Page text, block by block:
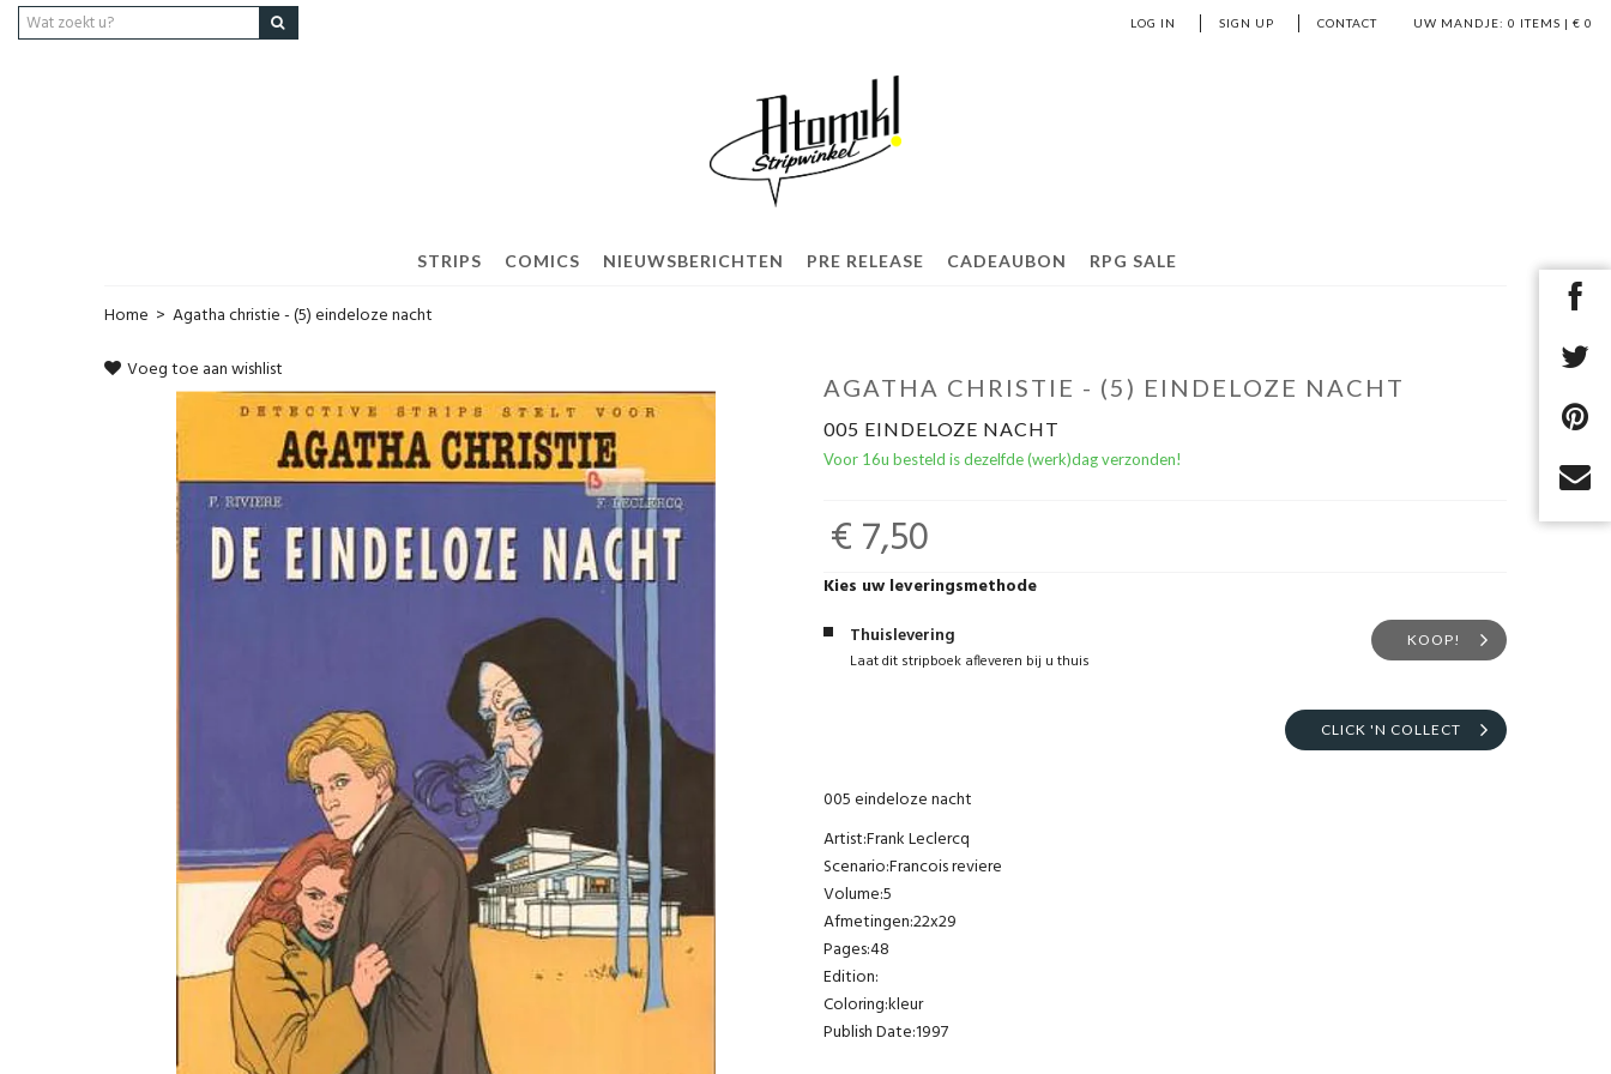
UW MANDJE: 0 ITEMS | € 0
LOG IN SIGN UP CONTACT
STRIPS COMICS NIEUWSBERICHTEN PRE RELEASE CADEAUBON RPG SALE
Home > Agatha christie - (5) eindeloze nacht
Voeg toe aan wishlist
AGATHA CHRISTIE - (5) EINDELOZE NACHT
005 EINDELOZE NACHT
Voor 16u besteld is dezelfde (werk)dag verzonden!
€ 7,50
Kies uw leveringsmethode
Thuislevering
Laat dit stripboek afleveren bij u thuis
KOOP!
CLICK 'N COLLECT
005 eindeloze nacht
Artist:Frank Leclercq
Scenario:Francois reviere
Volume:5
Afmetingen:22x29
Pages:48
Edition:
Coloring:kleur
Publish Date:1997